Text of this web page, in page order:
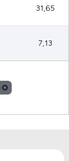
31,65
7,13